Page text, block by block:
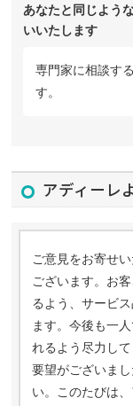
あなたと同じよう
いいたします
専門家に相談す
す。
アディーレ
ご意見をお寄せ
ございます。お
るよう、サービ
ます。今後も一
れるよう尽力し
要望がございま
い。このたびは